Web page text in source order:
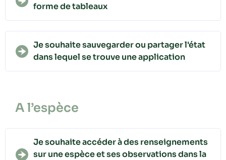
forme de tableaux
Je souhaite sauvegarder ou partager l'état
dans lequel se trouve une application
A l’espèce
Je souhaite accéder à des renseignements
sur une espèce et ses observations dans la